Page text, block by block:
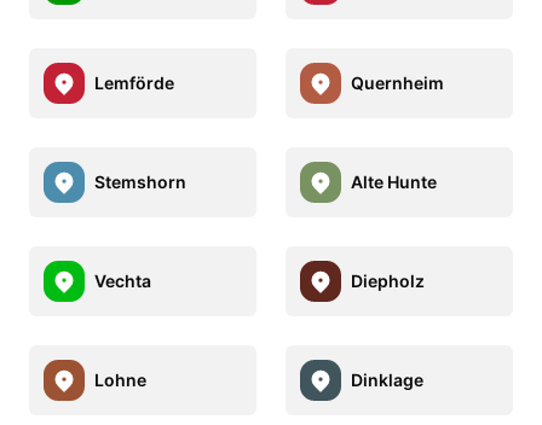
Lemförde Quernheim
Stemshorn Alte Hunte
Vechta Diepholz
Lohne Dinklage